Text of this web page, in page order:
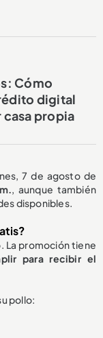
Cómo
digital
propia
7 de agosto de
, aunque también
disponibles.
La promoción tiene
para recibir el
pollo: